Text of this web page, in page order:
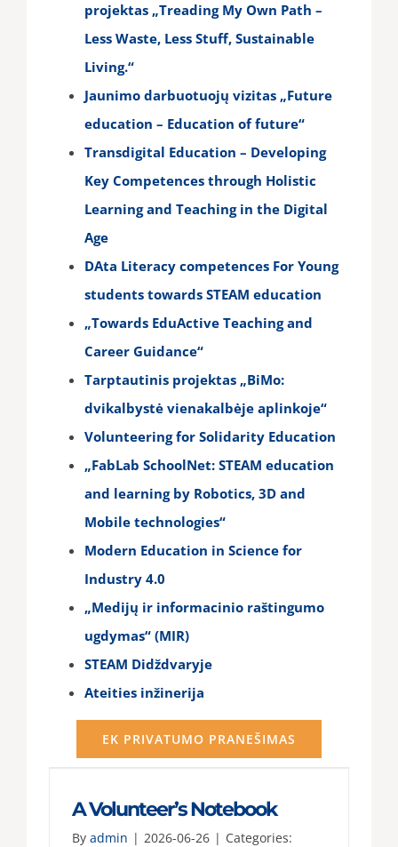
projektas „Treading My Own Path –
Less Waste, Less Stuff, Sustainable
Living.“
Jaunimo darbuotuojų vizitas „Future
education – Education of future“
Transdigital Education – Developing
Key Competences through Holistic
Learning and Teaching in the Digital
Age
DAta Literacy competences For Young
students towards STEAM education
„Towards EduActive Teaching and
Career Guidance“
Tarptautinis projektas „BiMo:
dvikalbystė vienakalbėje aplinkoje“
Volunteering for Solidarity Education
„FabLab SchoolNet: STEAM education
and learning by Robotics, 3D and
Mobile technologies“
Modern Education in Science for
Industry 4.0
„Medijų ir informacinio raštingumo
ugdymas“ (MIR)
STEAM Didždvaryje
Ateities inžinerija
EK PRIVATUMO PRANEŠIMAS
A Volunteer’s Notebook
By admin | 2026-06-26 | Categories: